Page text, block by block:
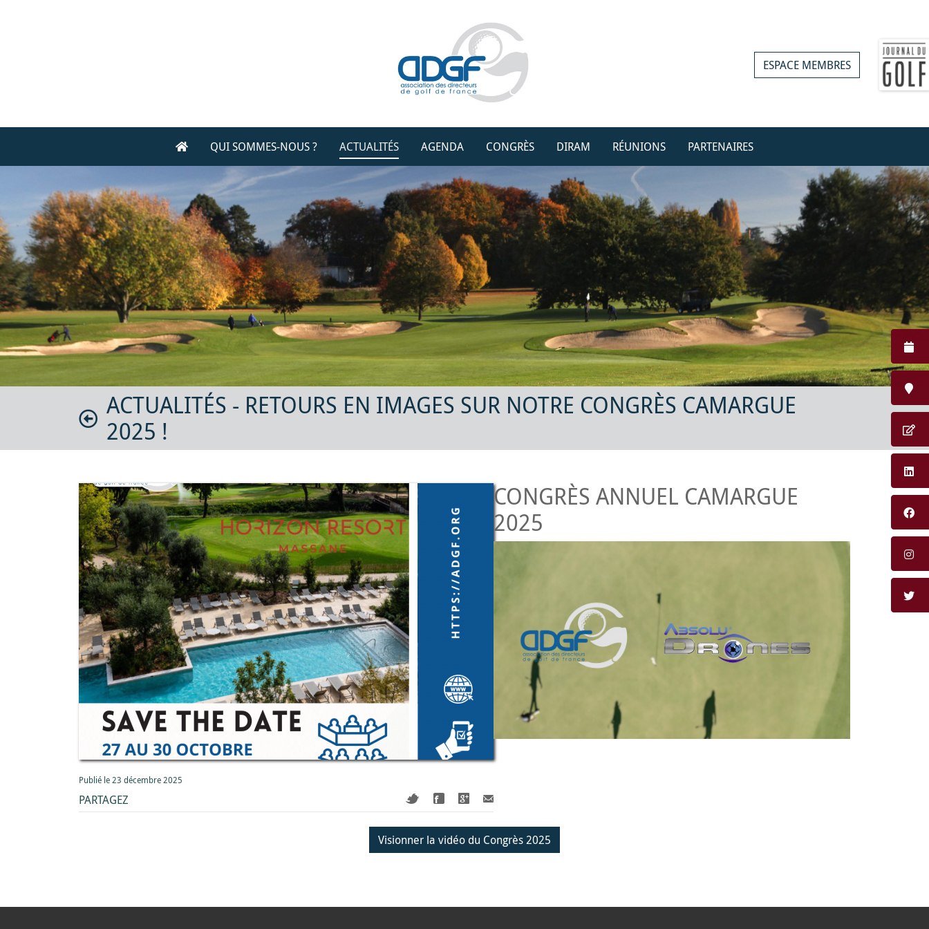
ESPACE MEMBRES
QUI SOMMES-NOUS ? ACTUALITÉS AGENDA CONGRÈS DIRAM RÉUNIONS PARTENAIRES
ACTUALITÉS - RETOURS EN IMAGES SUR NOTRE CONGRÈS CAMARGUE
2025 !
Publié le 23 décembre 2025
PARTAGEZ
CONGRÈS ANNUEL CAMARGUE
2025
Visionner la vidéo du Congrès 2025